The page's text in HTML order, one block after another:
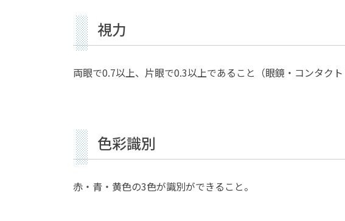
視力
両眼で0.7以上、片眼で0.3以上であること（眼鏡・コンタクト
色彩識別
赤・青・黄色の3色が識別ができること。